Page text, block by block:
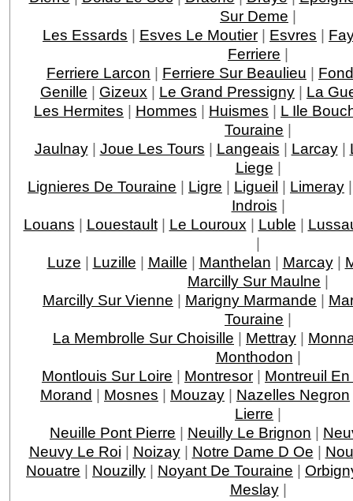
Sur Deme |
Les Essards | Esves Le Moutier | Esvres |
Ferriere |
Ferriere Larcon | Ferriere Sur Beaulieu |
Genille | Gizeux | Le Grand Pressigny | La
Les Hermites | Hommes | Huismes | L Ile
Touraine |
Jaulnay| Joue Les Tours | Langeais | Larcay|
Liege |
Lignieres De Touraine | Ligre | Ligueil | Limeray
Indrois |
Louans | Louestault| Le Louroux | Luble |
|
Luze | Luzille | Maille | Manthelan | Marcay|
Marcilly Sur Maulne |
Marcilly Sur Vienne | Marigny Marmande |
Touraine |
La Membrolle Sur Choisille | Mettray |
Monthodon |
Montlouis Sur Loire | Montresor | Montreuil
Morand | Mosnes | Mouzay | Nazelles Negron
Lierre |
Neuille Pont Pierre | Neuilly Le Brignon |
Neuvy Le Roi | Noizay| Notre Dame D Oe |
Nouatre | Nouzilly | Noyant De Touraine |
Meslay|